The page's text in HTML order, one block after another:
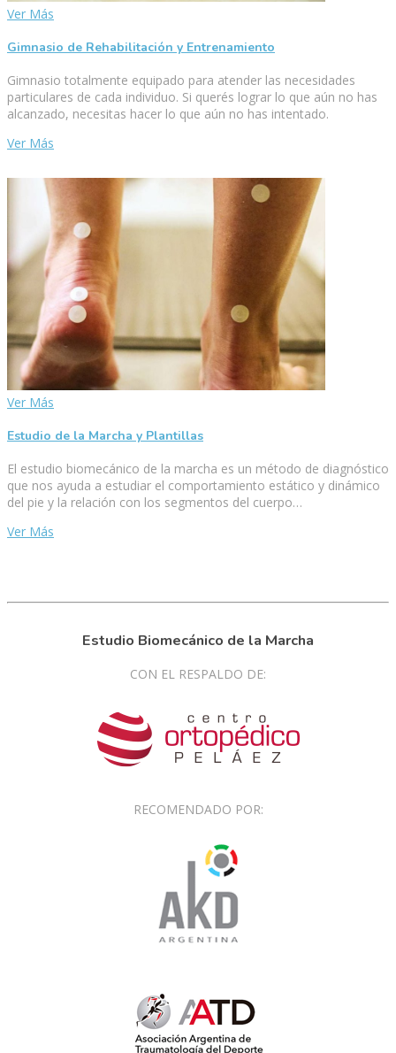
Ver Más
Gimnasio de Rehabilitación y Entrenamiento
Gimnasio totalmente equipado para atender las necesidades
particulares de cada individuo. Si querés lograr lo que aún no has
alcanzado, necesitas hacer lo que aún no has intentado.
Ver Más
Ver Más
Estudio de la Marcha y Plantillas
El estudio biomecánico de la marcha es un método de diagnóstico
que nos ayuda a estudiar el comportamiento estático y dinámico
del pie y la relación con los segmentos del cuerpo…
Ver Más
Estudio Biomecánico de la Marcha
CON EL RESPALDO DE:
RECOMENDADO POR: